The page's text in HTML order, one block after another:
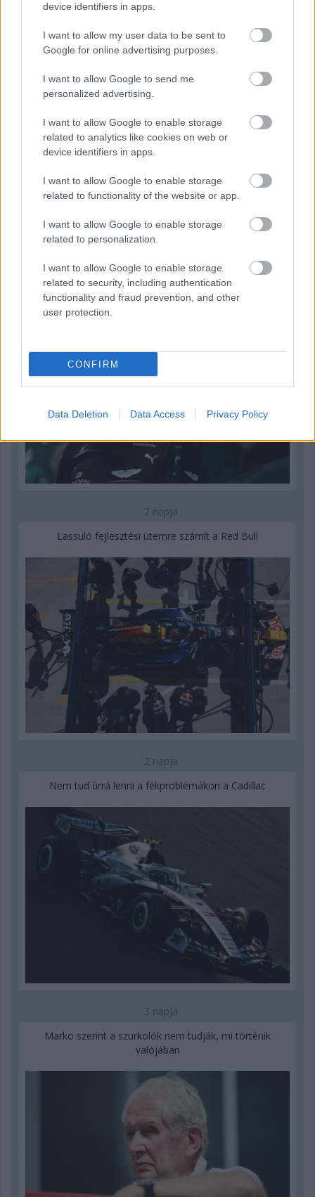
device identifiers in apps.
I want to allow my user data to be sent to
Google for online advertising purposes.
I want to allow Google to send me
personalized advertising.
I want to allow Google to enable storage
related to analytics like cookies on web or
device identifiers in apps.
I want to allow Google to enable storage
related to functionality of the website or app.
I want to allow Google to enable storage
related to personalization.
I want to allow Google to enable storage
related to security, including authentication
functionality and fraud prevention, and other
user protection.
CONFIRM
Data Deletion Data Access Privacy Policy
1 napja
Újabb korábbi F2-es bajnok folytatja a Formula-E-ben
Newey biztos benne, hogy Alonso marad az Aston
Martinnál
2 napja
Lassuló fejlesztési ütemre számít a Red Bull
2 napja
Nem tud úrrá lenni a fékproblémákon a Cadillac
3 napja
Marko szerint a szurkolók nem tudják, mi történik
valójában